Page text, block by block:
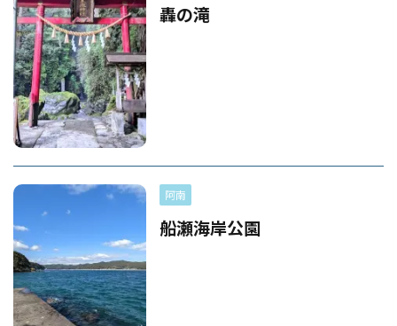
轟の滝
阿南
船瀬海岸公園